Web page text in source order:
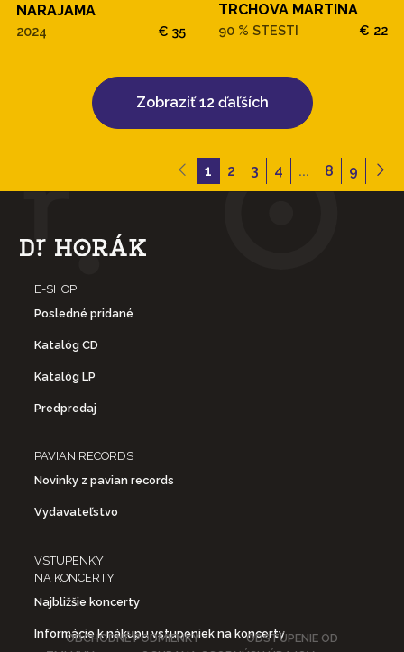
NARAJAMA
2024 € 35
TRCHOVA MARTINA
90 % STESTI € 22
Zobraziť 12 ďaľších
1 2 3 4 ... 8 9
E-SHOP
Posledné pridané
Katalóg CD
Katalóg LP
Predpredaj
PAVIAN RECORDS
Novinky z pavian records
Vydavateľstvo
VSTUPENKY
NA KONCERTY
Najbližšie koncerty
Informácie k nákupu vstupeniek na koncerty
OBCHODNÉ PODMIENKY
ODSTÚPENIE OD